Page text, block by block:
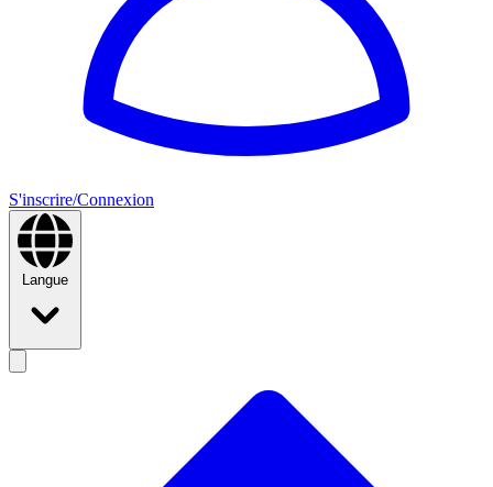
S'inscrire/Connexion
Langue